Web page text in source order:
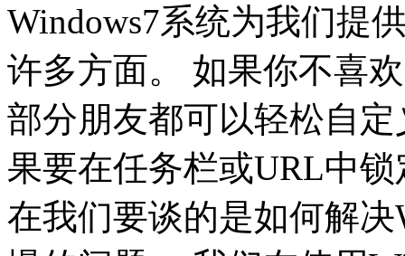
Windows7系统为我们提
许多方面。 如果你不喜
部分朋友都可以轻松自
果要在任务栏或URL中
在我们要谈的是如何解